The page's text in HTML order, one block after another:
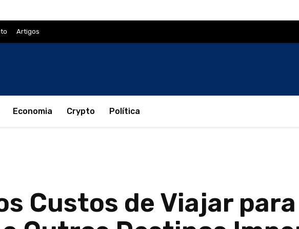
Artigos
Economia Crypto Política
Custos de Viajar